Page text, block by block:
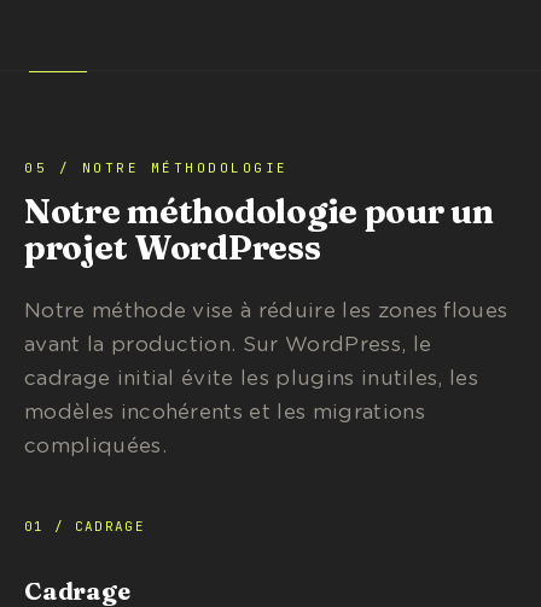
05 / NOTRE MÉTHODOLOGIE
Notre méthodologie pour un
projet WordPress
Notre méthode vise à réduire les zones floues
avant la production. Sur WordPress, le
cadrage initial évite les plugins inutiles, les
modèles incohérents et les migrations
compliquées.
01 / CADRAGE
Cadrage